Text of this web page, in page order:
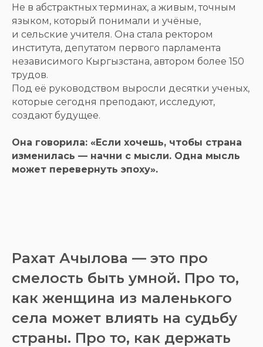
Не в абстрактных терминах, а живым, точным
языком, который понимали и учёные,
и сельские учителя. Она стала ректором
института, депутатом первого парламента
независимого Кыргызстана, автором более 150
трудов.
Под её руководством выросли десятки ученых,
которые сегодня преподают, исследуют,
создают будущее.
Она говорила: «Если хочешь, чтобы страна
изменилась — начни с мысли. Одна мысль
может перевернуть эпоху».
Рахат Ачылова — это про
смелость быть умной. Про то,
как женщина из маленького
села может влиять на судьбу
страны. Про то, как держать